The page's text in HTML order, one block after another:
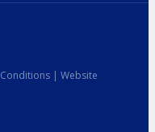
| Website